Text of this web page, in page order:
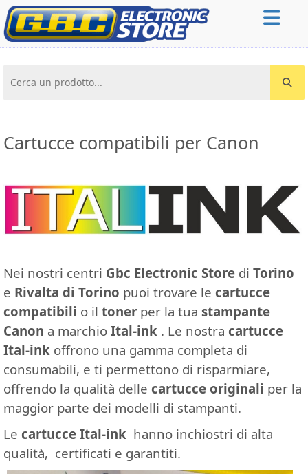
Cerca un prodotto...
Cartucce compatibili per Canon
Nei nostri centri Gbc Electronic Store di Torino
e Rivalta di Torino puoi trovare le cartucce
compatibili o il toner per la tua stampante
Canon a marchio Ital-ink . Le nostra cartucce
Ital-ink offrono una gamma completa di
consumabili, e ti permettono di risparmiare,
offrendo la qualità delle cartucce originali per la
maggior parte dei modelli di stampanti.
Le cartucce Ital-ink hanno inchiostri di alta
qualità, certificati e garantiti.